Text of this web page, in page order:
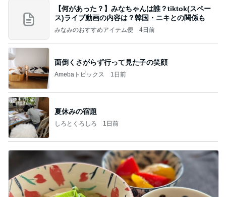
【何があった？】みなちゃんは誰？tiktok(スペー
ス)ライブ動画の内容は？韓国・ニキとの関係も
みなみのおすすめアイテム便 4日前
面倒くさがらず行って見た子の笑顔
Amebaトピックス 1日前
夏休みの宿題
しろとくろしろ 1日前